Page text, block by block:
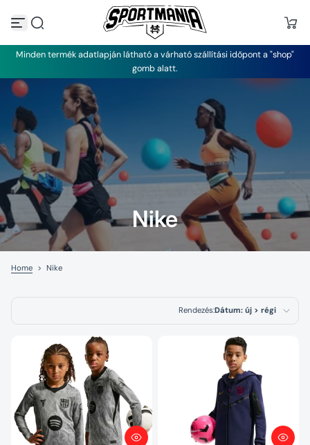
g
á
t
a
r
t
a
o
m
h
o
Minden termék adatlapján látható a várható szállítási időpont a "shop"
gomb alatt.
Nike
Home > Nike
Rendezés:Dátum: új > régi
Kiemelt termékek
Legrelevánsabb
Legnépszerűbb
termékek
Betűrend: A–Z